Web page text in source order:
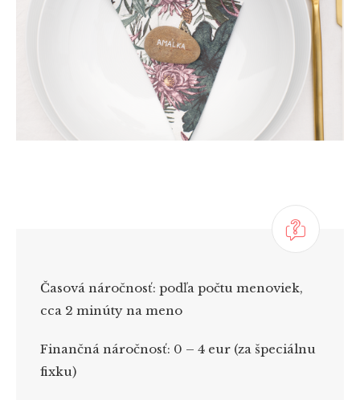
Časová náročnosť: podľa počtu menoviek,
cca 2 minúty na meno
Finančná náročnosť: 0 – 4 eur (za špeciálnu
fixku)